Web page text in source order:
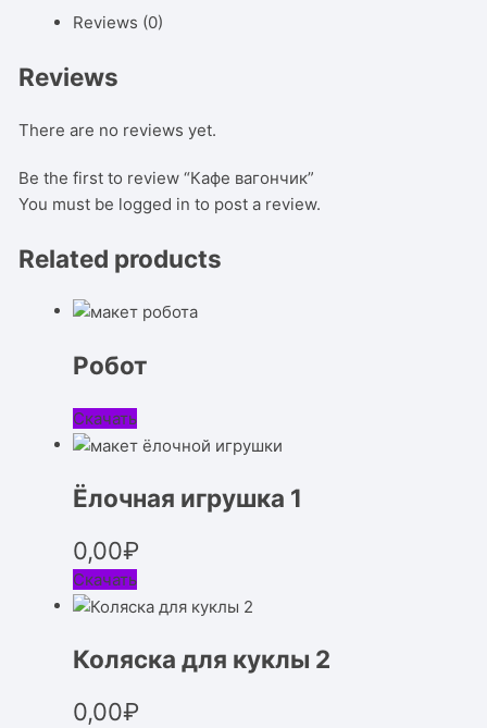
Reviews (0)
Reviews
There are no reviews yet.
Be the first to review “Кафе вагончик”
You must be logged in to post a review.
Related products
Робот
Скачать
Ёлочная игрушка 1
0,00₽
Скачать
Коляска для куклы 2
0,00₽